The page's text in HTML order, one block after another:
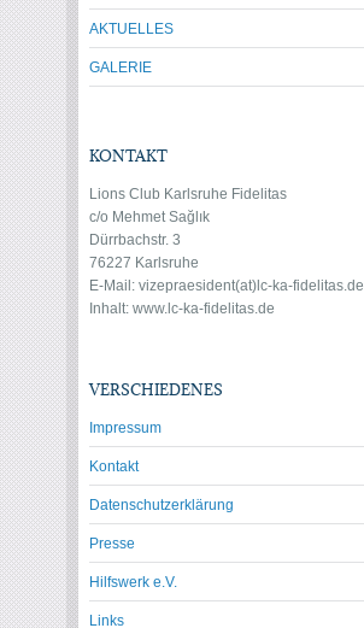
AKTUELLES
GALERIE
KONTAKT
Lions Club Karlsruhe Fidelitas
c/o Mehmet Sağlık
Dürrbachstr. 3
76227 Karlsruhe
E-Mail: vizepraesident(at)lc-ka-fidelitas.de
Inhalt: www.lc-ka-fidelitas.de
VERSCHIEDENES
Impressum
Kontakt
Datenschutzerklärung
Presse
Hilfswerk e.V.
Links